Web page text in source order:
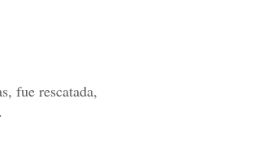
fue rescatada,